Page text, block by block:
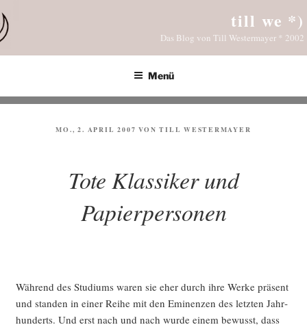
Inhalt
springen
till we *)
Das Blog von Till Westermayer * 2002
Menü
VERÖFFENTLICHT
MO., 2. APRIL 2007 VONTILL WESTERMAYER
Tote Klassiker und
Papierpersonen
Wäh­rend des Stu­di­ums waren sie eher durch ihre Wer­ke prä­sent
und stan­den in einer Rei­he mit den Emi­nen­zen des letz­ten Jahr­
hun­derts. Und erst nach und nach wur­de einem bewusst, dass